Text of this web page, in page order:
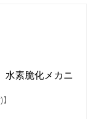
水素脆化メカニ